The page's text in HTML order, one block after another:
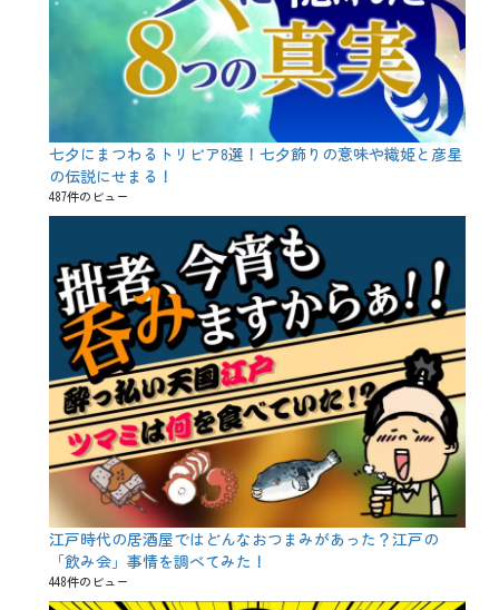
七夕にまつわるトリビア8選！七夕飾りの意味や織姫と彦星
の伝説にせまる！
487件のビュー
江戸時代の居酒屋ではどんなおつまみがあった？江戸の
「飲み会」事情を調べてみた！
448件のビュー